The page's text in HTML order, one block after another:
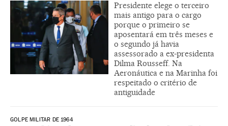
Presidente elege o terceiro
mais antigo para o cargo
porque o primeiro se
aposentará em três meses e
o segundo já havia
assessorado a ex-presidenta
Dilma Rousseff. Na
Aeronáutica e na Marinha foi
respeitado o critério de
antiguidade
GOLPE MILITAR DE 1964